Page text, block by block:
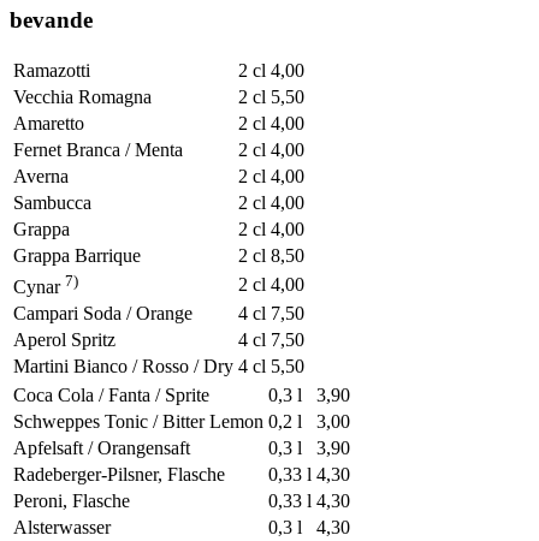
bevande
Ramazotti 2 cl 4,00
Vecchia Romagna
2 cl 5,50
Amaretto
2 cl 4,00
Fernet Branca / Menta
2 cl 4,00
Averna
2 cl 4,00
Sambucca
2 cl 4,00
Grappa
2 cl 4,00
Grappa Barrique
2 cl 8,50
Cynar 7) 2 cl 4,00
Campari Soda / Orange
4 cl 7,50
Aperol Spritz
4 cl 7,50
Martini Bianco / Rosso / Dry 4 cl 5,50
Coca Cola / Fanta / Sprite
0,3 l
3,90
Schweppes Tonic / Bitter Lemon 0,2 l
3,00
Apfelsaft / Orangensaft
0,3 l
3,90
Radeberger-Pilsner, Flasche
0,33 l 4,30
Peroni, Flasche
0,33 l 4,30
Alsterwasser
0,3 l
4,30